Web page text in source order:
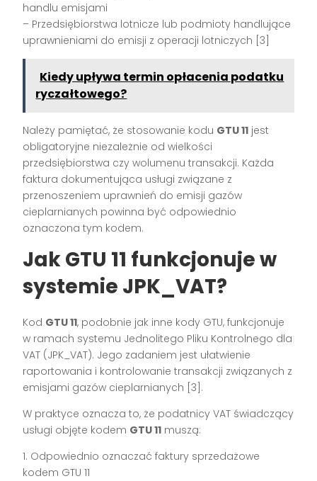
handlu emisjami
– Przedsiębiorstwa lotnicze lub podmioty handlujące
uprawnieniami do emisji z operacji lotniczych [3]
Kiedy upływa termin opłacenia podatku
ryczałtowego?
Należy pamiętać, że stosowanie kodu GTU 11 jest
obligatoryjne niezależnie od wielkości
przedsiębiorstwa czy wolumenu transakcji. Każda
faktura dokumentująca usługi związane z
przenoszeniem uprawnień do emisji gazów
cieplarnianych powinna być odpowiednio
oznaczona tym kodem.
Jak GTU 11 funkcjonuje w
systemie JPK_VAT?
Kod GTU 11, podobnie jak inne kody GTU, funkcjonuje
w ramach systemu Jednolitego Pliku Kontrolnego dla
VAT (JPK_VAT). Jego zadaniem jest ułatwienie
raportowania i kontrolowanie transakcji związanych z
emisjami gazów cieplarnianych [3].
W praktyce oznacza to, że podatnicy VAT świadczący
usługi objęte kodem GTU 11 muszą:
1. Odpowiednio oznaczać faktury sprzedażowe
kodem GTU 11